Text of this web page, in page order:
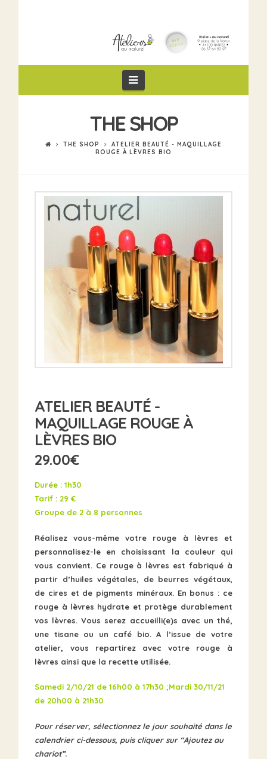
Navigation
THE SHOP
THE SHOP
ATELIER BEAUTÉ - MAQUILLAGE
ROUGE À LÈVRES BIO
ATELIER BEAUTÉ -
MAQUILLAGE ROUGE À
LÈVRES BIO
29.00€
Durée : 1h30
Tarif : 29 €
Groupe de 2 à 8 personnes
Réalisez vous-même votre rouge à lèvres et
personnalisez-le en choisissant la couleur qui
vous convient. Ce rouge à lèvres est fabriqué à
partir d’huiles végétales, de beurres végétaux,
de cires et de pigments minéraux. En bonus : ce
rouge à lèvres hydrate et protège durablement
vos lèvres. Vous serez accueilli(e)s avec un thé,
une tisane ou un café bio. A l’issue de votre
atelier, vous repartirez avec votre rouge à
lèvres ainsi que la recette utilisée.
Samedi 2/10/21 de16h00 à 17h30 ;Mardi 30/11/21
de 20h00 à 21h30
Pour réserver, sélectionnez le jour souhaité dans le
calendrier ci-dessous, puis cliquer sur “Ajoutez au
chariot”.